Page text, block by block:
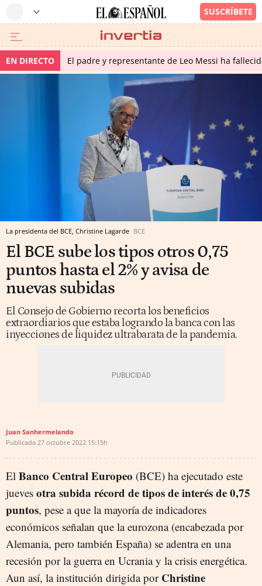
EN DIRECTO El padre y representante de Leo Messi ha
La presidenta del BCE, Christine Lagarde BCE
El BCE sube los tipos otros 0,75
puntos hasta el 2% y avisa de
nuevas subidas
El Consejo de Gobierno recorta los beneficios
extraordiarios que estaba logrando la banca con las
inyecciones de liquidez ultrabarata de la pandemia.
Juan Sanhermelando
Publicada 27 octubre 2022 15:15h
El Banco Central Europeo (BCE) ha ejecutado este
jueves otra subida récord de tipos de interés de 0,75
puntos, pese a que la mayoría de indicadores
económicos señalan que la eurozona (encabezada por
Alemania, pero también España) se adentra en una
recesión por la guerra en Ucrania y la crisis energética.
Aun así, la institución dirigida por Christine